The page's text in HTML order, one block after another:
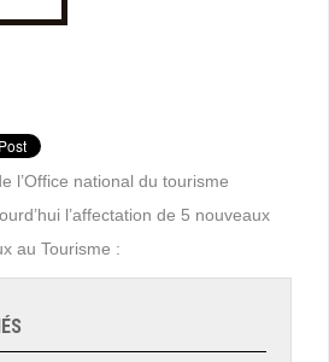
l’Office national du tourisme
l’affectation de 5 nouveaux
au Tourisme :